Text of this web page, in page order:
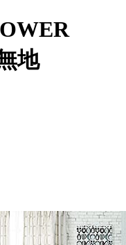
地